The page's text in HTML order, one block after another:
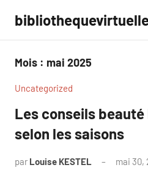
contenu
Mois : mai 2025
Uncategorized
Les conseils
selon les saisons
par Louise KESTEL mai 30,